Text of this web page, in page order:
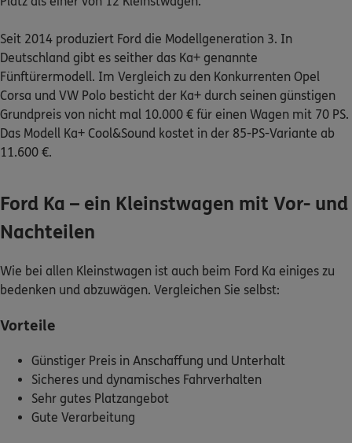
Seit 2014 produziert Ford die Modellgeneration 3. In
Deutschland gibt es seither das Ka+ genannte
Fünftürermodell. Im Vergleich zu den Konkurrenten Opel
Corsa und VW Polo besticht der Ka+ durch seinen günstigen
Grundpreis von nicht mal 10.000 € für einen Wagen mit 70 PS.
Das Modell Ka+ Cool&Sound kostet in der 85-PS-Variante ab
11.600 €.
Ford Ka – ein Kleinstwagen mit Vor- und
Nachteilen
Wie bei allen Kleinstwagen ist auch beim Ford Ka einiges zu
bedenken und abzuwägen. Vergleichen Sie selbst:
Vorteile
Günstiger Preis in Anschaffung und Unterhalt
Sicheres und dynamisches Fahrverhalten
Sehr gutes Platzangebot
Gute Verarbeitung